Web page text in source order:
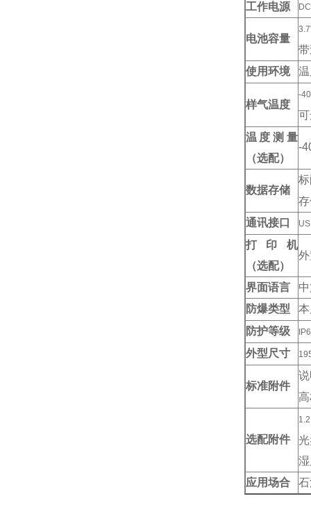
工作电源
电池容量
使用环境
样气温度
-40
温度测量
（选配）
-
数据存储
通讯接口
打印机
（选配）
界面语言
防爆类型
防护等级
外型尺寸
标准附件
选配附件
应用场合